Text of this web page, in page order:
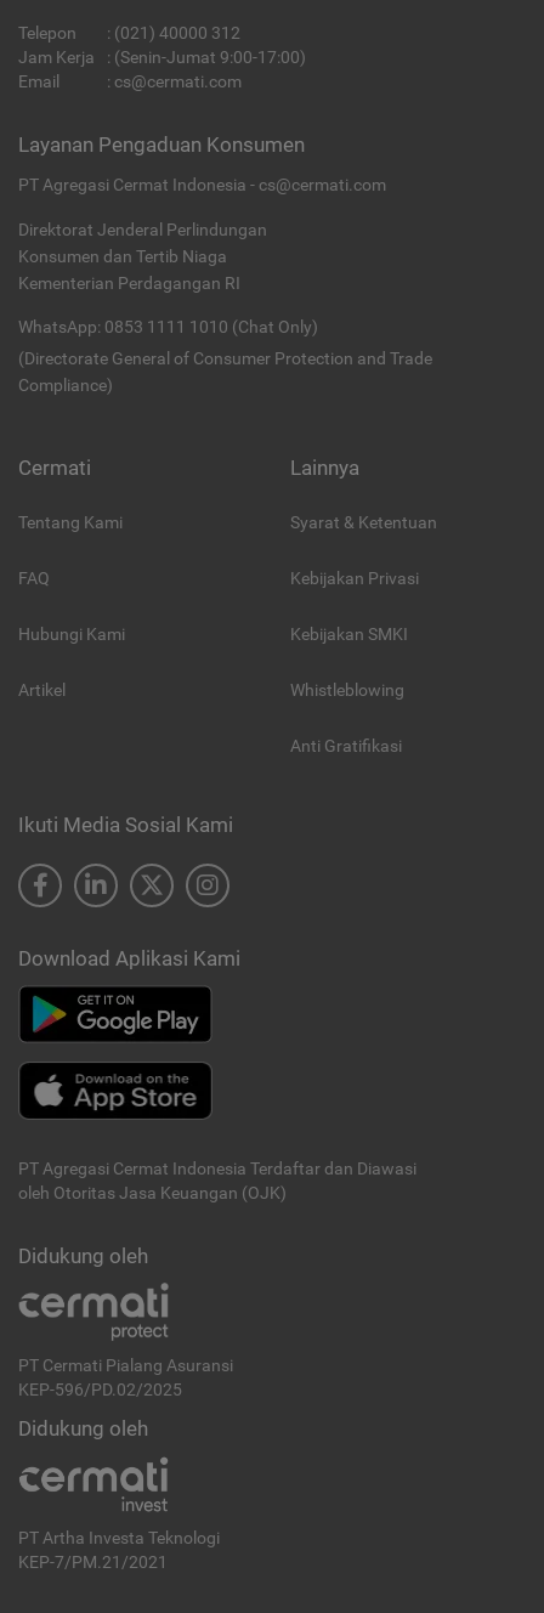
Telepon : (021) 40000 312
Jam Kerja
: (Senin-Jumat 9:00-17:00)
Email
: cs@cermati.com
Layanan Pengaduan Konsumen
PT Agregasi Cermat Indonesia - cs@cermati.com
Direktorat Jenderal Perlindungan
Konsumen dan Tertib Niaga
Kementerian Perdagangan RI
WhatsApp: 0853 1111 1010 (Chat Only)
(Directorate General of Consumer Protection and Trade
Compliance)
Cermati
Tentang Kami
FAQ
Hubungi Kami
Artikel
Lainnya
Syarat & Ketentuan
Kebijakan Privasi
Kebijakan SMKI
Whistleblowing
Anti Gratifikasi
Ikuti Media Sosial Kami
Download Aplikasi Kami
PT Agregasi Cermat Indonesia Terdaftar dan Diawasi
oleh Otoritas Jasa Keuangan (OJK)
Didukung oleh
PT Cermati Pialang Asuransi
KEP-596/PD.02/2025
Didukung oleh
PT Artha Investa Teknologi
KEP-7/PM.21/2021